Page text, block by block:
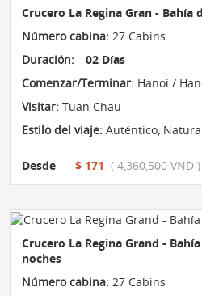
Crucero La Regina Gran - Bahía
Número cabina: 27 Cabins
Duración:
02 Días
Comenzar/Terminar: Hanoi /
Visitar: Tuan Chau
Estilo del viaje: Auténtico,
Desde $ 171 ( 4,360,500 VND )
Crucero La Regina Grand -
noches
Número cabina: 27 Cabins